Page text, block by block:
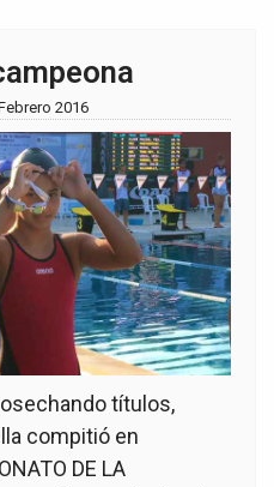
2016
títulos,
compitió en
DE LA